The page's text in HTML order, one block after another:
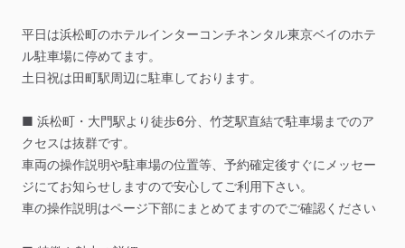
平日は浜松町のホテルインターコンチネンタル東京ベイのホテ
ル駐車場に停めてます。
土日祝は田町駅周辺に駐車しております。
■ 浜松町・大門駅より徒歩6分、竹芝駅直結で駐車場までのア
クセスは抜群です。
車両の操作説明や駐車場の位置等、予約確定後すぐにメッセー
ジにてお知らせしますので安心してご利用下さい。
車の操作説明はページ下部にまとめてますのでご確認ください